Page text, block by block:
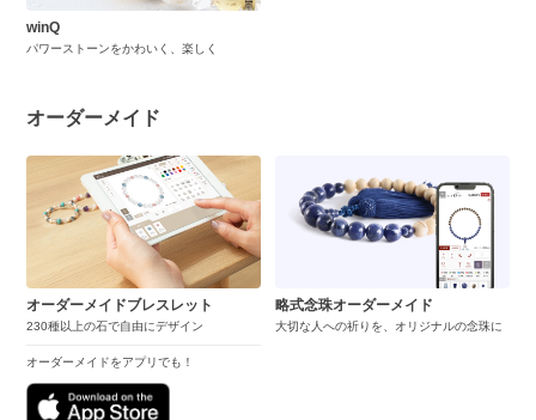
winQ
パワーストーンをかわいく、楽しく
オーダーメイド
オーダーメイドブレスレット
230種以上の石で自由にデザイン
オーダーメイドをアプリでも！
略式念珠オーダーメイド
大切な人への祈りを、オリジナルの念珠に